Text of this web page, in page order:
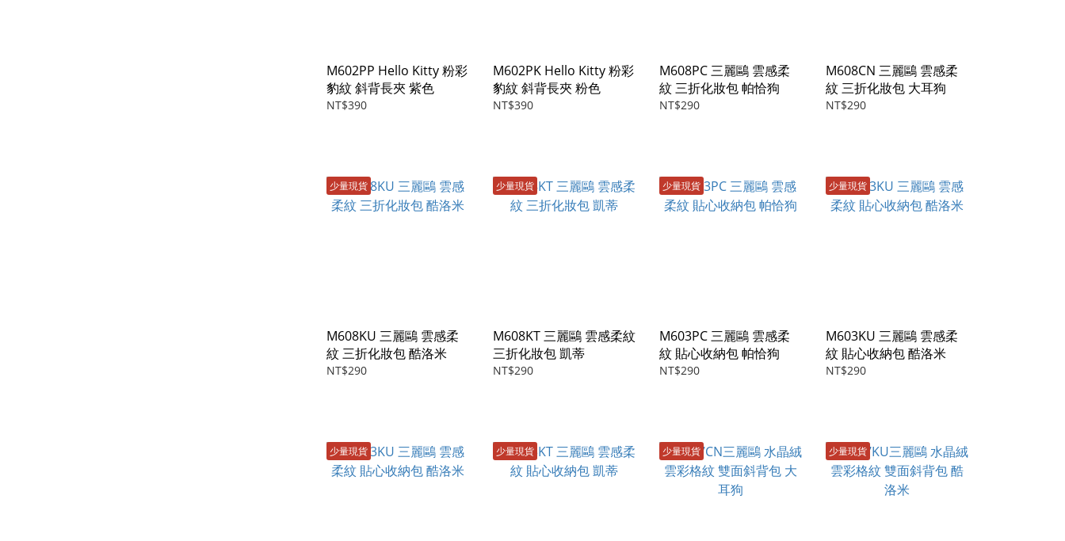
M602PP Hello Kitty 粉彩
豹紋 斜背長夾 紫色
NT$390
M602PK Hello Kitty 粉彩
豹紋 斜背長夾 粉色
NT$390
M608PC 三麗鷗 雲感柔
紋 三折化妝包 帕恰狗
NT$290
M608CN 三麗鷗 雲感柔
紋 三折化妝包 大耳狗
NT$290
少量現貨
M608KU 三麗鷗 雲感柔
紋 三折化妝包 酷洛米
NT$290
少量現貨
M608KT 三麗鷗 雲感柔紋
三折化妝包 凱蒂
NT$290
少量現貨
M603PC 三麗鷗 雲感柔
紋 貼心收納包 帕恰狗
NT$290
少量現貨
M603KU 三麗鷗 雲感柔
紋 貼心收納包 酷洛米
NT$290
少量現貨 少量現貨 少量現貨 少量現貨